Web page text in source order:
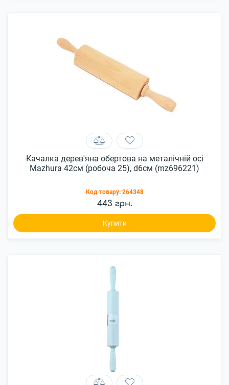
Качалка дерев'яна обертова на металічній осі
Mazhura 42см (робоча 25), d6см (mz696221)
Код товару: 264348
443 грн.
Купити